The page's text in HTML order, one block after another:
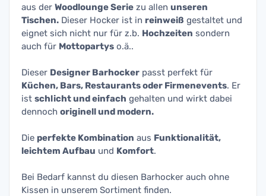
aus der Woodlounge Serie zu allen unseren
Tischen. Dieser Hocker ist in reinweiß gestaltet und
eignet sich nicht nur für z.b. Hochzeiten sondern
auch für Mottopartys o.ä..
Dieser Designer Barhocker passt perfekt für
Küchen, Bars, Restaurants oder Firmenevents. Er
ist schlicht und einfach gehalten und wirkt dabei
dennoch originell und modern.
Die perfekte Kombination aus Funktionalität,
leichtem Aufbau und Komfort.
Bei Bedarf kannst du diesen Barhocker auch ohne
Kissen in unserem Sortiment finden.